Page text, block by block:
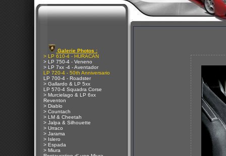
Galerie Photos :
> LP 610-4 - HURACAN
> LP 750-4 - Veneno
> LP 7xx -4 - Aventador
LP 720-4 - 50th Anniversario
LP 700-4 - Roadster
> Gallardo & LP 5xx
LP 570-4 Squadra Corse
> Murcielago & LP 6xx
Reventon
> Diablo
> Countach
> LM & Cheetah
> Jalpa & Silhouette
> Urraco
> Jarama
> Islero
> Espada
> Miura